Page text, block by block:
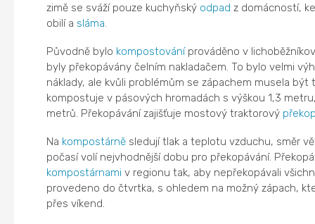
zimě se sváží pouze kuchyňský odpad z domácností,
obilí a sláma
Původně bylo kompostováníprováděno v
byly překopávány čelním nakladačem. To bylo velmi
náklady, ale kvůli problémům se zápachem musela být
kompostuje v pásových hromadách s výškou 1,3
metrů. Překopávání zajišťuje mostový traktorový
Na kompostárněsledují tlak a teplotu vzduchu, směr
počasí volí nejvhodnější dobu pro překopávání.
kompostárnami v regionu tak, aby nepřekopávali
provedeno do čtvrtka, s ohledem na možný zápach,
přes víkend.